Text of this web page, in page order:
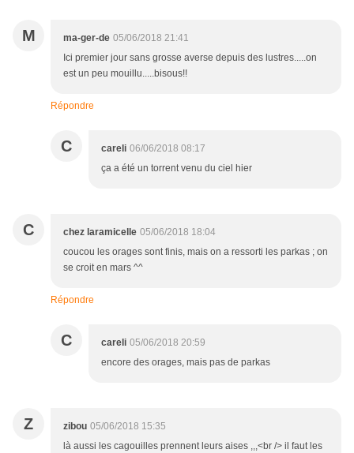
M ma-ger-de 05/06/2018 21:41
Ici premier jour sans grosse averse depuis des lustres.....on
est un peu mouillu.....bisous!!
Répondre
C careli 06/06/2018 08:17
ça a été un torrent venu du ciel hier
C chez laramicelle 05/06/2018 18:04
coucou les orages sont finis, mais on a ressorti les parkas ; on
se croit en mars ^^
Répondre
C careli 05/06/2018 20:59
encore des orages, mais pas de parkas
Z zibou 05/06/2018 15:35
là aussi les cagouilles prennent leurs aises ,,,<br /> il faut les